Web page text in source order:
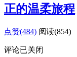
正的温柔旅程
点赞(484) 阅读(854)
评论已关闭